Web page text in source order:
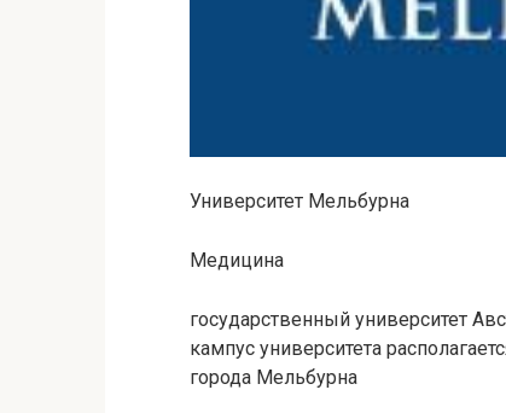
Университет Мельбурна
Медицина
государственный университет
кампус университета
города Мельбурна